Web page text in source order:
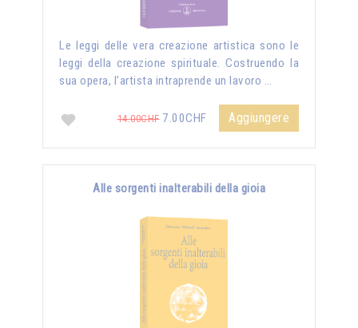
Le leggi delle vera creazione artistica sono le
leggi della creazione spirituale. Costruendo la
sua opera, l’artista intraprende un lavoro …
14.00CHF7.00CHF Aggiungere
Alle sorgenti inalterabili della gioia